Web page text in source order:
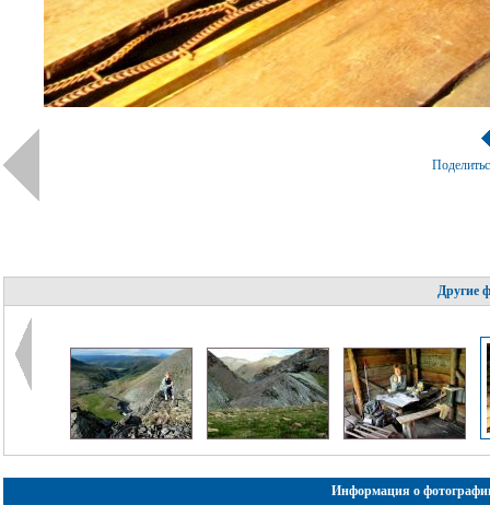
Другие
Информация о